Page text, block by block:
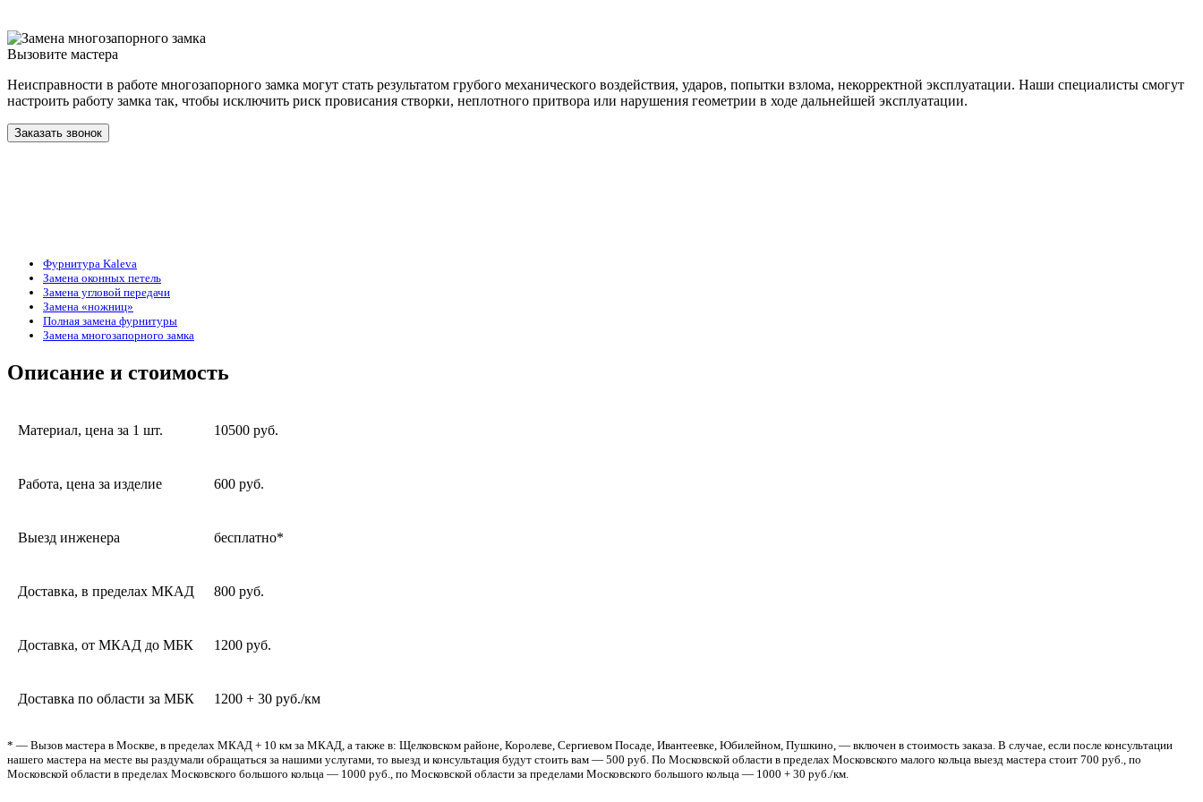
Вызовите мастера
Неисправности в работе многозапорного замка могут стать результатом грубого механического воздействия, ударов, попытки взлома, некорректной эксплуатации. Наши специалисты смогут
настроить работу замка так, чтобы исключить риск провисания створки, неплотного притвора или нарушения геометрии в ходе дальнейшей эксплуатации.
Заказать звонок
Фурнитура Kaleva
Замена оконных петель
Замена угловой передачи
Замена «ножниц»
Полная замена фурнитуры
Замена многозапорного замка
Описание и стоимость
Материал, цена за 1 шт. 10500 руб.
Работа, цена за изделие 600 руб.
Выезд инженера бесплатно*
Доставка, в пределах МКАД 800 руб.
Доставка, от МКАД до МБК 1200 руб.
Доставка по области за МБК 1200 + 30 руб./км
* — Вызов мастера в Москве, в пределах МКАД + 10 км за МКАД, а также в: Щелковском районе, Королеве, Сергиевом Посаде, Ивантеевке, Юбилейном, Пушкино, — включен в стоимость заказа. В случае, если после консультации
нашего мастера на месте вы раздумали обращаться за нашими услугами, то выезд и консультация будут стоить вам — 500 руб. По Московской области в пределах Московского малого кольца выезд мастера стоит 700 руб., по
Московской области в пределах Московского большого кольца — 1000 руб., по Московской области за пределами Московского большого кольца — 1000 + 30 руб./км.